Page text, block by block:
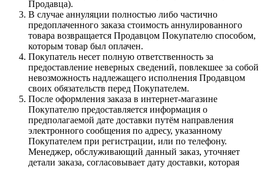
Продавца).
В случае аннуляции полностью либо частично
предоплаченного заказа стоимость аннулированного
товара возвращается Продавцом Покупателю способом,
которым товар был оплачен.
Покупатель несет полную ответственность за
предоставление неверных сведений, повлекшее за собой
невозможность надлежащего исполнения Продавцом
своих обязательств перед Покупателем.
После оформления заказа в интернет-магазине
Покупателю предоставляется информация о
предполагаемой дате доставки путём направления
электронного сообщения по адресу, указанному
Покупателем при регистрации, или по телефону.
Менеджер, обслуживающий данный заказ, уточняет
детали заказа, согласовывает дату доставки, которая